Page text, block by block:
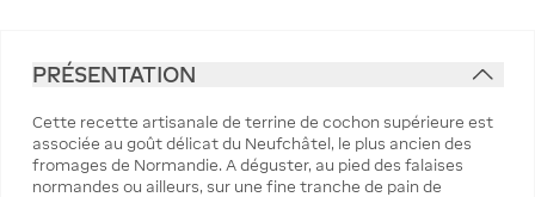
PRÉSENTATION
Cette recette artisanale de terrine de cochon supérieure est
associée au goût délicat du Neufchâtel, le plus ancien des
fromages de Normandie. A déguster, au pied des falaises
normandes ou ailleurs, sur une fine tranche de pain de